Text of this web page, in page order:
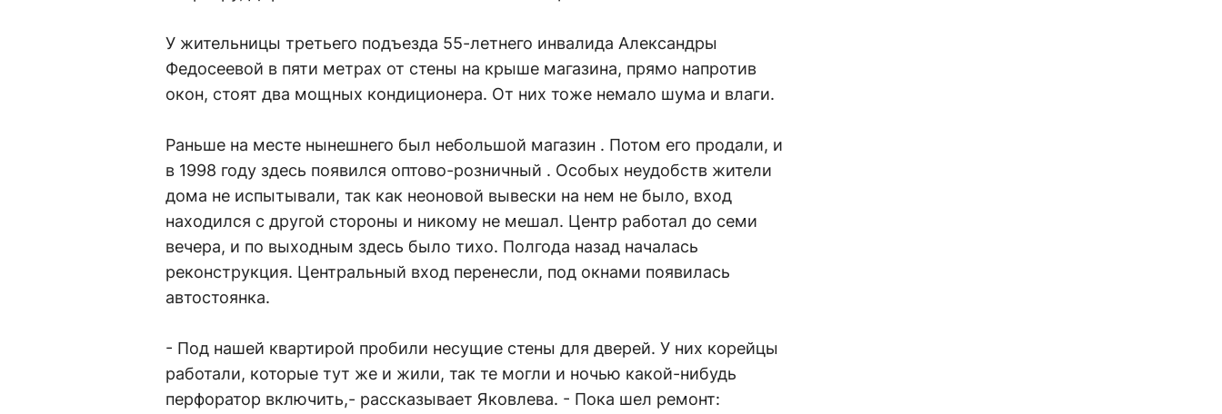
У жительницы третьего подъезда 55-летнего инвалида Александры
Федосеевой в пяти метрах от стены на крыше магазина, прямо напротив
окон, стоят два мощных кондиционера. От них тоже немало шума и влаги.
Раньше на месте нынешнего был небольшой магазин . Потом его продали, и
в 1998 году здесь появился оптово-розничный . Особых неудобств жители
дома не испытывали, так как неоновой вывески на нем не было, вход
находился с другой стороны и никому не мешал. Центр работал до семи
вечера, и по выходным здесь было тихо. Полгода назад началась
реконструкция. Центральный вход перенесли, под окнами появилась
автостоянка.
- Под нашей квартирой пробили несущие стены для дверей. У них корейцы
работали, которые тут же и жили, так те могли и ночью какой-нибудь
перфоратор включить,- рассказывает Яковлева. - Пока шел ремонт: